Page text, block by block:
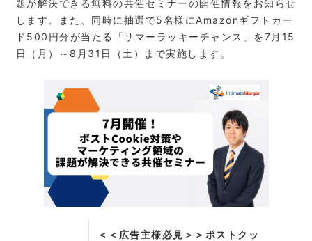
題が解決できる無料の共催セミナーの開催情報をお知らせ
します。また、同時に抽選で5名様にAmazonギフトカー
ド500円分が当たる「サマーラッキーチャンス」を7月15
日（月）～8月31日（土）まで実施します。
＜＜広告主様必見＞＞ポストクッ